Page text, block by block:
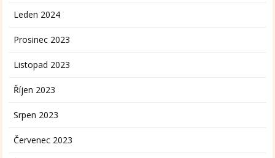
Leden 2024
Prosinec 2023
Listopad 2023
Říjen 2023
Srpen 2023
Červenec 2023